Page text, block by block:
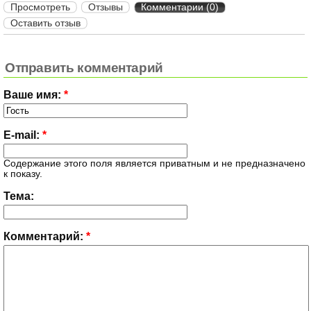
Просмотреть Отзывы
Комментарии (0)
Оставить отзыв
Отправить комментарий
Ваше имя: *
E-mail: *
Содержание этого поля является приватным и не предназначено
к показу.
Тема:
Комментарий: *